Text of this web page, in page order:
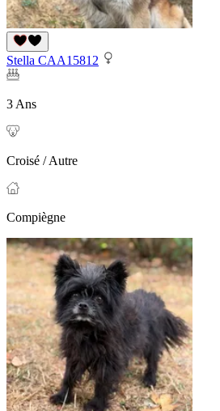
Stella CAA15812
3 Ans
Croisé / Autre
Compiègne